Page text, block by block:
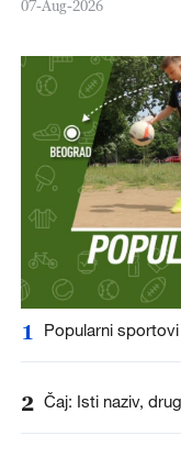
07-Aug-2026
1 Popularni
2 Čaj: Isti naziv,